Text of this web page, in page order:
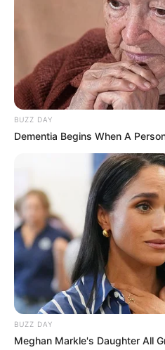
BUZZ DAY
Dementia Begins When A
BUZZ DAY
Meghan Markle's Daughter All